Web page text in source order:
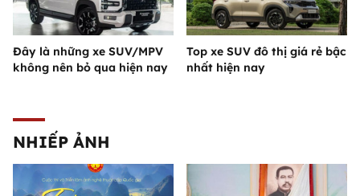
Đây là những xe SUV/MPV
không nên bỏ qua hiện nay
Top xe SUV đô thị giá rẻ bậc
nhất hiện nay
NHIẾP ẢNH